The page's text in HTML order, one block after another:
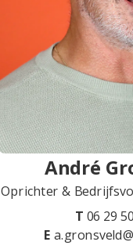
André
Oprichter &
T 06 29
E